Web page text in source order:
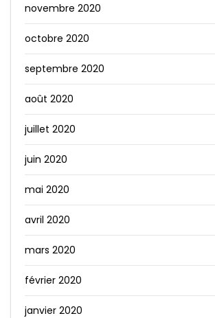
novembre 2020
octobre 2020
septembre 2020
août 2020
juillet 2020
juin 2020
mai 2020
avril 2020
mars 2020
février 2020
janvier 2020